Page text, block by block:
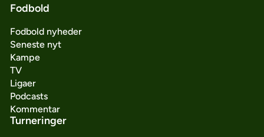
Fodbold
Fodbold nyheder
Seneste nyt
Kampe
TV
Ligaer
Podcasts
Kommentar
Turneringer